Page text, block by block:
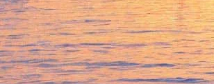
новые песни